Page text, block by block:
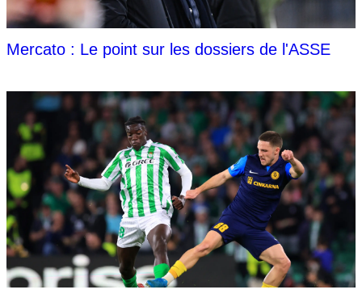
Mercato : Le point sur les dossiers de l'ASSE